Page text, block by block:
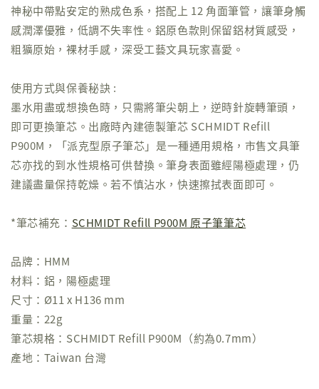
神秘中帶點安定的熟成色系，搭配上 12 角面筆管，讓筆身觸
感潤澤優雅，低調不失率性。鋁原色款則保留鋁材質感受，
粗獷原始，裸材手感，深受工藝文具玩家喜愛。
使用方式與保養秘訣 :
墨水用盡或想換色時，只需將筆尖朝上，逆時針旋轉筆頭，
即可更換筆芯。出廠時內建德製筆芯 SCHMIDT Refill
P900M，「派克型原子筆芯」是一種通用規格，市售文具筆
芯亦找的到水性規格可供替換。筆身表面雖經陽極處理，仍
建議盡量保持乾燥。若不慎沾水，快速擦拭表面即可。
*筆芯補充： SCHMIDT Refill P900M 原子筆筆芯
品牌：HMM
材料：鋁，陽極處理
尺寸：Ø11 x H136 mm
重量：22g
筆芯規格：SCHMIDT Refill P900M（約為0.7mm）
產地：Taiwan 台灣